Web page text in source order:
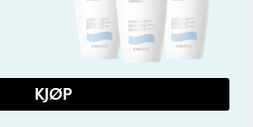
KJØP